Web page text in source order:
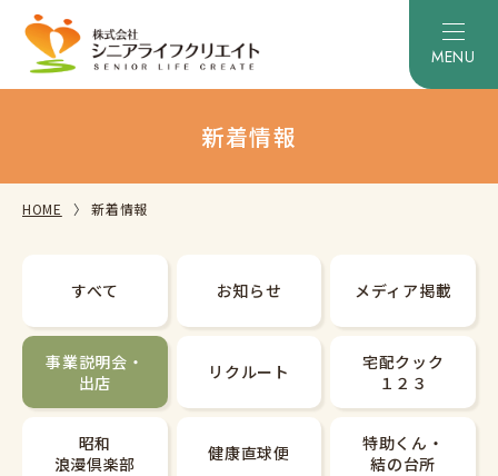
新着情報
HOME 新着情報
すべて お知らせ メディア掲載
事業説明会・
出店
リクルート
宅配クック
１２３
昭和
浪漫倶楽部
健康直球便
特助くん・
結の台所